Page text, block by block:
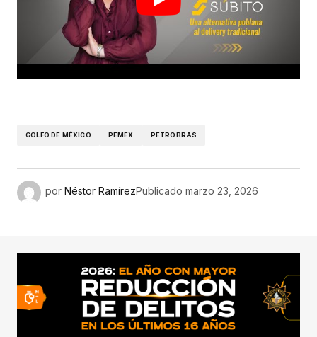
GOLFO DE MÉXICO PEMEX PETROBRAS
por Néstor RamírezPublicado marzo 23, 2026